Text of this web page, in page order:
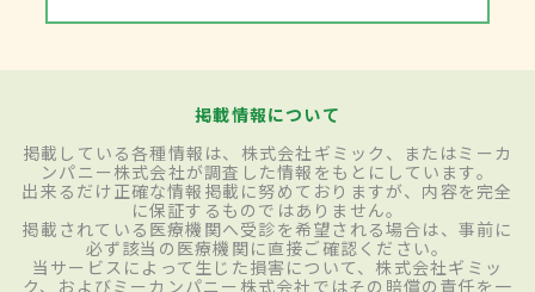
掲載情報について
掲載している各種情報は、株式会社ギミック、またはミーカ
ンパニー株式会社が調査した情報をもとにしています。
出来るだけ正確な情報掲載に努めておりますが、内容を完全
に保証するものではありません。
掲載されている医療機関へ受診を希望される場合は、事前に
必ず該当の医療機関に直接ご確認ください。
当サービスによって生じた損害について、株式会社ギミッ
ク、およびミーカンパニー株式会社ではその賠償の責任を一